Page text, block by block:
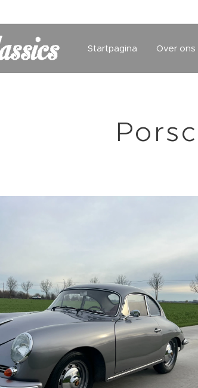
Startpagina Over ons